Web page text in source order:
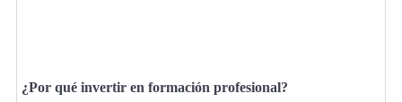
¿Por qué invertir en formación profesional?